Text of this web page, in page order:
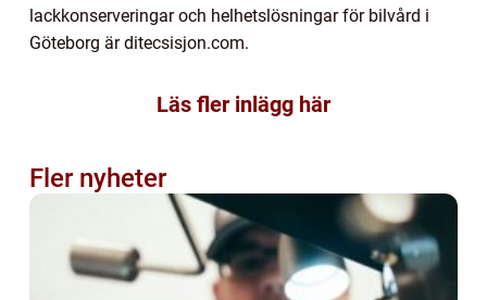
lackkonserveringar och helhetslösningar för bilvård i
Göteborg är ditecsisjon.com.
Läs fler inlägg här
Fler nyheter